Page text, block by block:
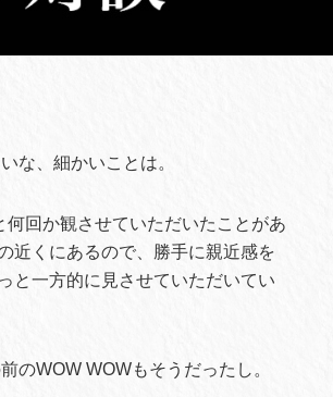
な、細かいことは。
回か観させていただいたことがあ
近くにあるので、勝手に親近感を
と一方的に見させていただいてい
のWOW WOWもそうだったし。